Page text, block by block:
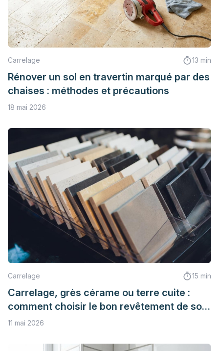
Carrelage 13 min
Rénover un sol en travertin marqué par des
chaises : méthodes et précautions
18 mai 2026
Carrelage 15 min
Carrelage, grès cérame ou terre cuite :
comment choisir le bon revêtement de sol
?
11 mai 2026